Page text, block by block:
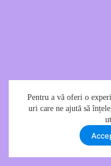
Pentru a vă oferi o
uri care ne ajută să